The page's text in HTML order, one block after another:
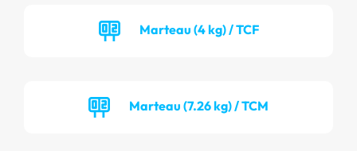
Marteau (4 kg) / TCF
Marteau (7.26 kg) / TCM